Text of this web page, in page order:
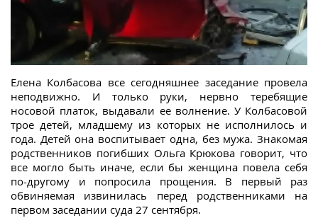
Елена Колбасова все сегодняшнее заседание провела
неподвижно. И только руки, нервно теребящие
носовой платок, выдавали ее волнение. У Колбасовой
трое детей, младшему из которых не исполнилось и
года. Детей она воспитывает одна, без мужа. Знакомая
родственников погибших Ольга Крюкова говорит, что
все могло быть иначе, если бы женщина повела себя
по-другому и попросила прощения. В первый раз
обвиняемая извинилась перед родственниками на
первом заседании суда 27 сентября.